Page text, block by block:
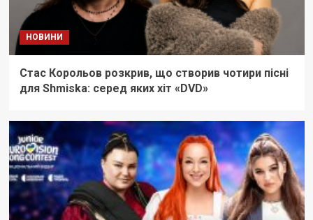
НОВИНИ
Стас Корольов розкрив, що створив чотири пісні
для Shmiska: серед яких хіт «DVD»